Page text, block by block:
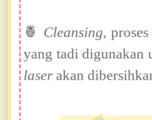
🍍 Cleansing,
yang tadi digunakan
laserakan